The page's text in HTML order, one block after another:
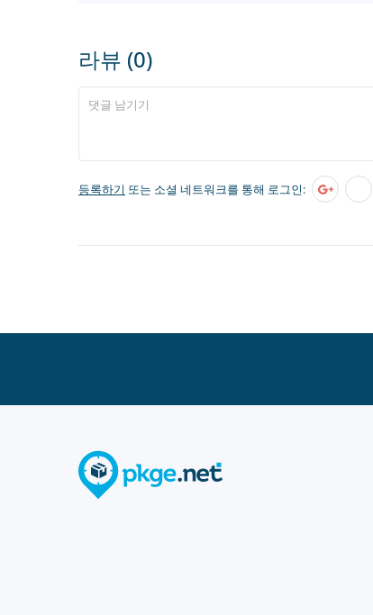
라뷰 (0)
등록하기 또는 소셜 네트워크를 통해 로그인: